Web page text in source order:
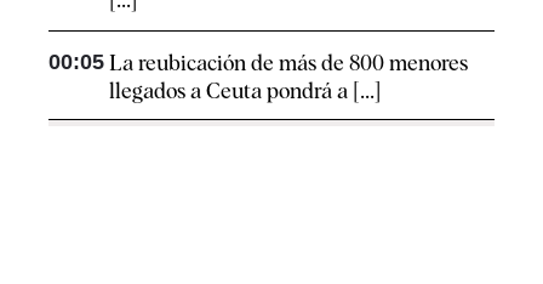
00:05 La reubicación de más de 800 menores
llegados a Ceuta pondrá a [...]